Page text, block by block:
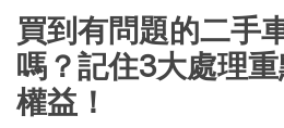
買到有問題的二手
嗎？記住3大處理
權益！